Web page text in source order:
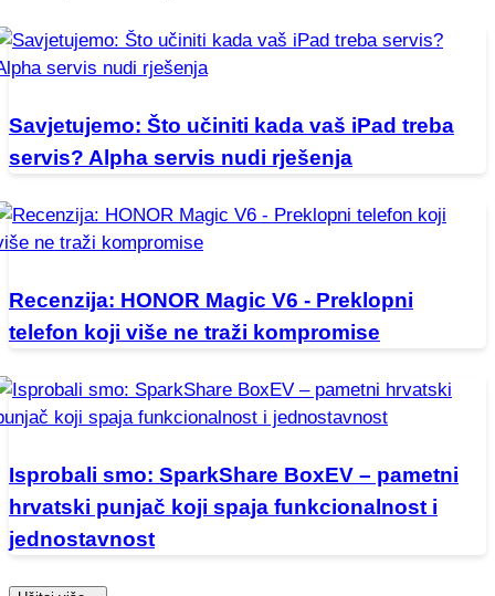
Savjetujemo: Što učiniti kada vaš iPad treba
servis? Alpha servis nudi rješenja
Recenzija: HONOR Magic V6 - Preklopni
telefon koji više ne traži kompromise
Isprobali smo: SparkShare BoxEV – pametni
hrvatski punjač koji spaja funkcionalnost i
jednostavnost